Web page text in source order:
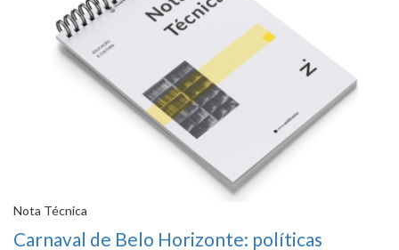
Nota Técnica
Carnaval de Belo Horizonte: políticas